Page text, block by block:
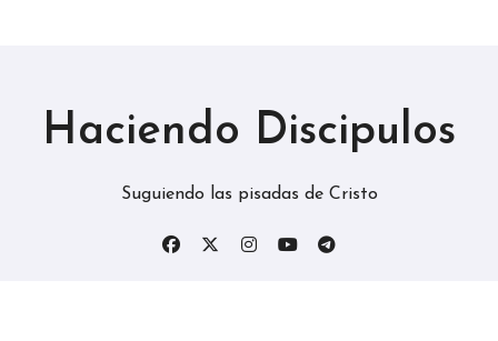
Haciendo Discipulos
Suguiendo las pisadas de Cristo